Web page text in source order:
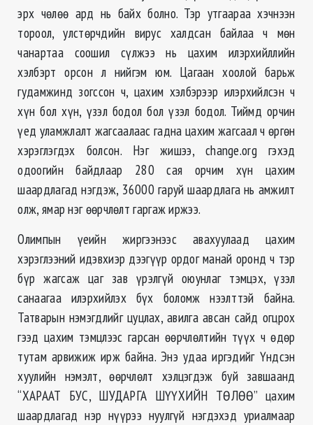
эрх чөлөө ард нь байх болно. Тэр утгаараа хэчнээн
тороол, улстөрчдийн вирус халдсан байлаа ч мөн
чанартаа соошил сүлжээ нь цахим илэрхийллийн
хэлбэрт орсон л нийгэм юм. Цагаан хоолой барьж
гудамжинд зогссон ч, цахим хэлбэрээр илэрхийлсэн ч
хүн бол хүн, үзэл бодол бол үзэл бодол. Тиймд орчин
үед уламжлалт жагсаалаас гадна цахим жагсаал ч өргөн
хэрэглэгдэх болсон. Нэг жишээ, change.org гэхэд
одоогийн байдлаар 280 сая орчим хүн цахим
шаардлагад нэгдэж, 36000 гаруй шаардлага нь амжилт
олж, ямар нэг өөрчлөлт гаргаж иржээ.
Олимпын үеийн жиргээнээс авахуулаад цахим
хэрэглээний идэвхиэр дээгүүр ордог манай оронд ч тэр
бүр жагсаж цаг зав үрэлгүй оюунлаг тэмцэх, үзэл
санаагаа илэрхийлэх бүх боломж нээлттэй байна.
Татварын нэмэгдлийг цуцлах, авилга авсан сайд огцрох
гээд цахим тэмцлээс гарсан өөрчлөлтийн түүх ч өдөр
тутам арвижиж ирж байна. Энэ удаа иргэдийг Үндсэн
хуулийн нэмэлт, өөрчлөлт хэлцэгдэж буй завшаанд
“ХАРААТ БУС, ШУДАРГА ШҮҮХИЙН ТӨЛӨӨ” цахим
шаардлагад нэр нүүрээ нуулгүй нэгдэхэд уриалмаар